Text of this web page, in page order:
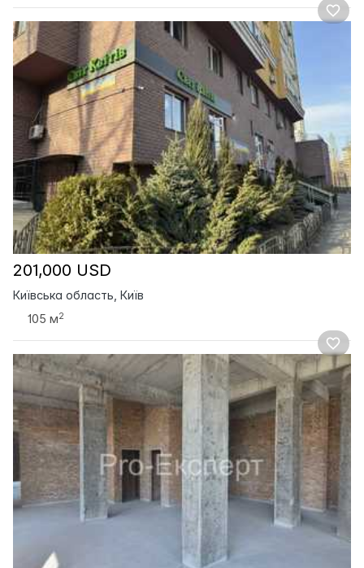
201,000 USD
Київська область, Київ
105 м2